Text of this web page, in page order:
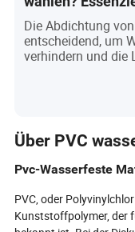
Ihre
Die Abdichtung
entscheidend, um
verhindern und die
Beschichtungen
Struktur von
Über PVC
Pvc-Wasserfeste
PVC, oder
Kunststoffpolymer, der